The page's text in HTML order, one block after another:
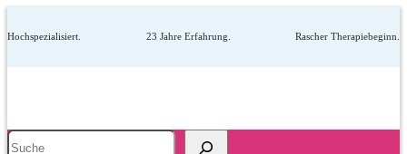
Hochspezialisiert. 23 Jahre Erfahrung. Rascher Therapiebeginn.
Suche